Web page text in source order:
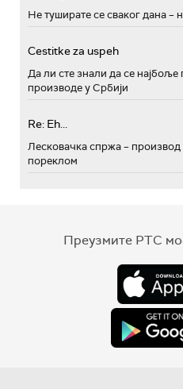
Не туширате се сваког дана –
Cestitke za uspeh
Да ли сте знали да се
производе у Србији
Re: Eh...
Лесковачка спржа –
пореклом
Преузмите РТС